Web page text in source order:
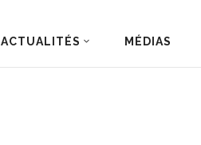
ACTUALITÉS MÉDIAS